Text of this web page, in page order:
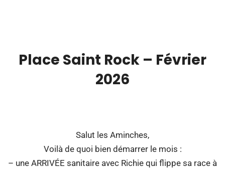
Place Saint Rock – Février
2026
Salut les Aminches,
Voilà de quoi bien démarrer le mois :
– une ARRIVÉE sanitaire avec Richie qui flippe sa race à